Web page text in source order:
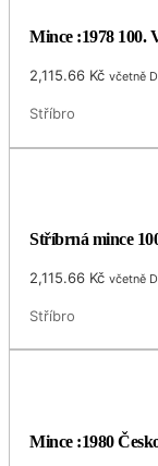
Mince :1978
2,115.66 Kč včetně
Stříbro
Stříbrná mince
2,115.66 Kč včetně
Stříbro
Mince :1980